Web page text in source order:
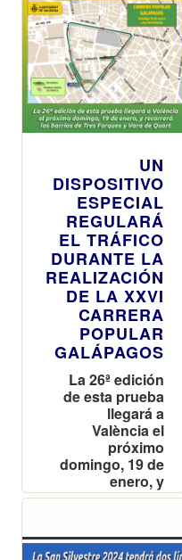
UN
DISPOSITIVO
ESPECIAL
REGULARÁ
EL TRÁFICO
DURANTE LA
REALIZACIÓN
DE LA XXVI
CARRERA
POPULAR
GALÁPAGOS
La 26ª edición
de esta prueba
llegará a
València el
próximo
domingo, 19 de
enero, y
recorrerá los
de Quart